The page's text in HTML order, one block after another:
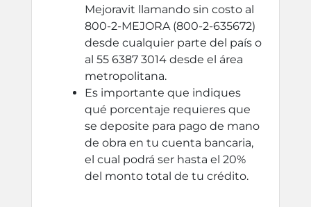
Mejoravit llamando sin costo al
800-2-MEJORA (800-2-635672)
desde cualquier parte del país o
al 55 6387 3014 desde el área
metropolitana.
Es importante que indiques
qué porcentaje requieres que
se deposite para pago de mano
de obra en tu cuenta bancaria,
el cual podrá ser hasta el 20%
del monto total de tu crédito.